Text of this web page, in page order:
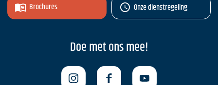
Brochures Onze dienstregeling
Doe met ons mee!